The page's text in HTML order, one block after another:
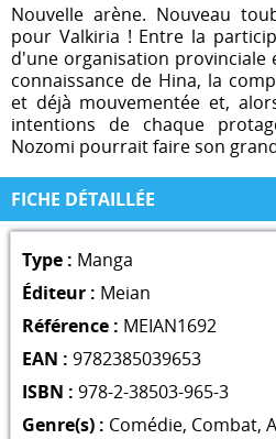
Nouvelle arène. Nouveau
pour Valkiria ! Entre la
d'une organisation
connaissance de Hina, la
et déjà mouvementée et,
intentions de chaque
Nozomi pourrait faire son
FICHE DÉTAILLÉE
Type : Manga
Éditeur : Meian
Référence : MEIAN1692
EAN : 9782385039653
ISBN : 978-2-38503-965-3
Genre(s) : Comédie, Combat,